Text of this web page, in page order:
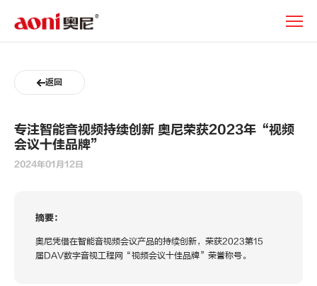
智
年“视
返回
专注智能音视频持续创新 奥尼荣获2023年“视频
会议十佳品牌”
2024年01月12日
摘要：
奥尼凭借在智能音视频会议产品的持续创新，荣获2023第15
届DAV数字音视工程网“视频会议十佳品牌”荣誉称号。